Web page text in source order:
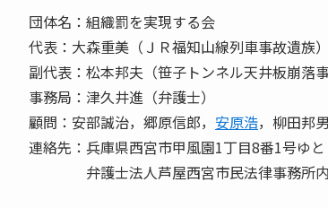
団体名：組織罰を実現する会
代表：大森重美（ＪＲ福知山線列車事故遺族）
副代表：松本邦夫（笹子トンネル天井板崩落事
事務局：津久井進（弁護士）
顧問：安部誠治，郷原信郎， 安原浩，柳田邦
連絡先：兵庫県西宮市甲風園1丁目8番1号ゆ
弁護士法人芦屋西宮市民法律事務所内